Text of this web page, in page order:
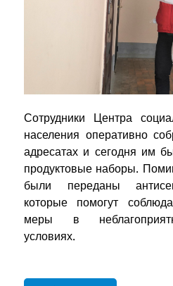
Сотрудники Центра
населения оперативно
адресатах и сегодня им
продуктовые наборы.
были переданы
которые помогут
меры в
условиях.